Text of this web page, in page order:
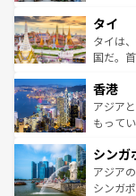
リティ
覧を参
急速な
ーチミ
醸し出
とつ。
ひ現地
が旅行
参照して
タイ
タイは
国だ。
の活気
帯で自
いビー
激する
が待っ
た文化
香港
アジア
もって
み、ど
ており
うな絶
シンガ
アジア
シンガ